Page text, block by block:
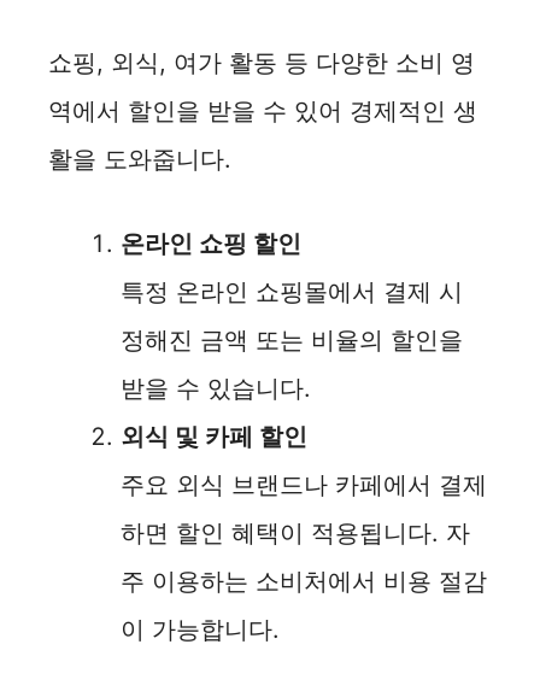
쇼핑, 외식, 여가 활동 등 다양한 소비 영
역에서 할인을 받을 수 있어 경제적인 생
활을 도와줍니다.
온라인 쇼핑 할인
특정 온라인 쇼핑몰에서 결제 시
정해진 금액 또는 비율의 할인을
받을 수 있습니다.
외식 및 카페 할인
주요 외식 브랜드나 카페에서 결제
하면 할인 혜택이 적용됩니다. 자
주 이용하는 소비처에서 비용 절감
이 가능합니다.